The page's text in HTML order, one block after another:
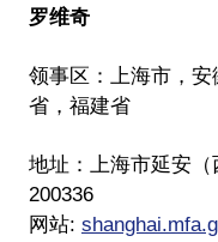
罗维奇
领事区：上海市，
省，福建省
地址：上海市延安（
200336
网站: